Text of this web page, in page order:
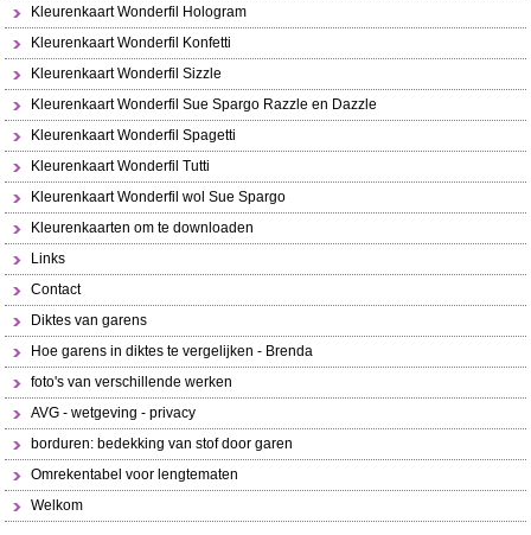
Kleurenkaart Wonderfil Hologram
Kleurenkaart Wonderfil Konfetti
Kleurenkaart Wonderfil Sizzle
Kleurenkaart Wonderfil Sue Spargo Razzle en Dazzle
Kleurenkaart Wonderfil Spagetti
Kleurenkaart Wonderfil Tutti
Kleurenkaart Wonderfil wol Sue Spargo
Kleurenkaarten om te downloaden
Links
Contact
Diktes van garens
Hoe garens in diktes te vergelijken - Brenda
foto's van verschillende werken
AVG - wetgeving - privacy
borduren: bedekking van stof door garen
Omrekentabel voor lengtematen
Welkom